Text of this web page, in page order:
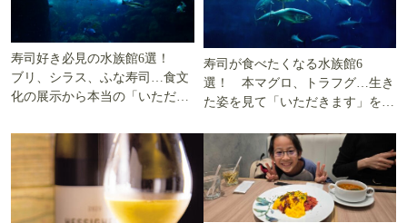
寿司好き必見の水族館6選！
ブリ、シラス、ふな寿司…食文
化の展示から本当の「いただき
寿司が食べたくなる水族館6
選！ 本マグロ、トラフグ…生き
た姿を見て「いただきます」を考